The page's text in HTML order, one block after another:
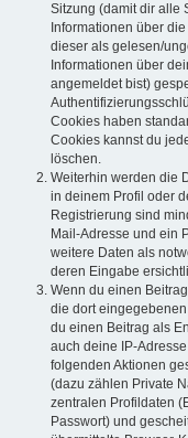
Sitzung (damit dir alle
Informationen über
dieser als gelesen/
Informationen über
angemeldet bist)
Cookies haben
Cookies kannst du
löschen.
Weiterhin werden die
in deinem Profil oder
Registrierung sind
Mail-Adresse und ein
weitere Daten als
deren Eingabe
Wenn du einen
die dort
du einen Beitrag als
auch deine IP-
folgenden Aktionen
(dazu zählen Private
zentralen Profildaten
Passwort) und